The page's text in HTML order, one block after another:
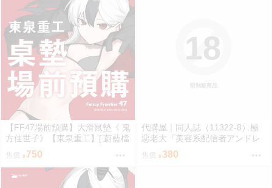
【FF47場前預購】大滑鼠墊《 鬼
方佳世子》【東泉重工】[ 蔚藍檔
案 ブルアカ / 鬼方佳世子 カヨコ
售價 750
限制級商品
18
代購屋｜同人誌（11322-8）極
惡老大『美容系配信者アンドレ
アルフスと解説のヴァサゴさ
ん』龍童誠斗 隠秘哲学社
售價 380